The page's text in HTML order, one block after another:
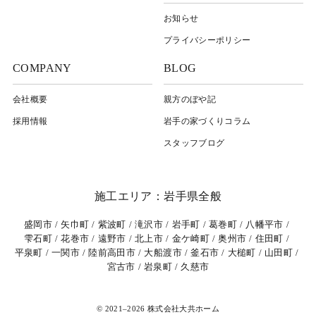
お知らせ
プライバシーポリシー
COMPANY
会社概要
採用情報
BLOG
親方のぼや記
岩⼿の家づくりコラム
スタッフブログ
施工エリア：岩手県全般
盛岡市 矢巾町 紫波町 滝沢市 岩手町 葛巻町
八幡平市
雫石町
花巻市 遠野市 北上市 金ケ崎町 奥州市
住田町
平泉町
一関市 陸前高田市 大船渡市 釜石市 大槌町
山田町
宮古市
岩泉町 久慈市
© 2021–2026 株式会社大共ホーム